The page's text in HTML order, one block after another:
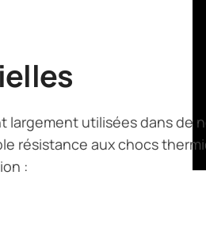
largement utilisées dans
résistance aux chocs
: